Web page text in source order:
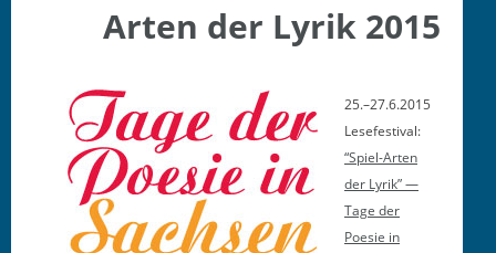
Arten der Lyrik 2015
25.–27.6.2015
Lesefestival:
“Spiel-Arten
der Lyrik” —
Tage der
Poesie in